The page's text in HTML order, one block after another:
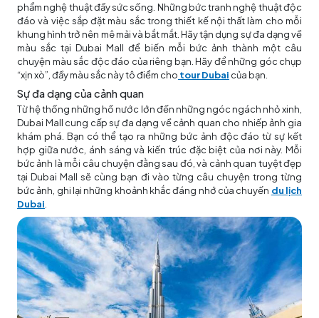
phẩm nghệ thuật đầy sức sống. Những bức tranh nghệ thuật độc
đáo và việc sắp đặt màu sắc trong thiết kế nội thất làm cho mỗi
khung hình trở nên mê mải và bắt mắt. Hãy tận dụng sự đa dạng về
màu sắc tại Dubai Mall để biến mỗi bức ảnh thành một câu
chuyện màu sắc độc đáo của riêng bạn. Hãy để những góc chụp
“xịn xò”, đầy màu sắc này tô điểm cho tour Dubai của bạn.
Sự đa dạng của cảnh quan
Từ hệ thống những hồ nước lớn đến những ngóc ngách nhỏ xinh,
Dubai Mall cung cấp sự đa dạng về cảnh quan cho nhiếp ảnh gia
khám phá. Bạn có thể tạo ra những bức ảnh độc đáo từ sự kết
hợp giữa nước, ánh sáng và kiến trúc đặc biệt của nơi này. Mỗi
bức ảnh là mỗi câu chuyện đằng sau đó, và cảnh quan tuyệt đẹp
tại Dubai Mall sẽ cùng bạn đi vào từng câu chuyện trong từng
bức ảnh, ghi lại những khoảnh khắc đáng nhớ của chuyến du lịch
Dubai